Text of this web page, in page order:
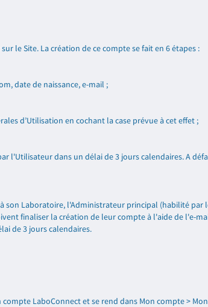
le Site. La création de ce compte se fait en 6 étapes :
date de naissance, e-mail ;
d’Utilisation en cochant la case prévue à cet effet ;
l'Utilisateur dans un délai de 3 jours calendaires. A
son Laboratoire, l'Administrateur principal (habilité
finaliser la création de leur compte à l'aide de l'e-
de 3 jours calendaires.
LaboConnect et se rend dans Mon compte >